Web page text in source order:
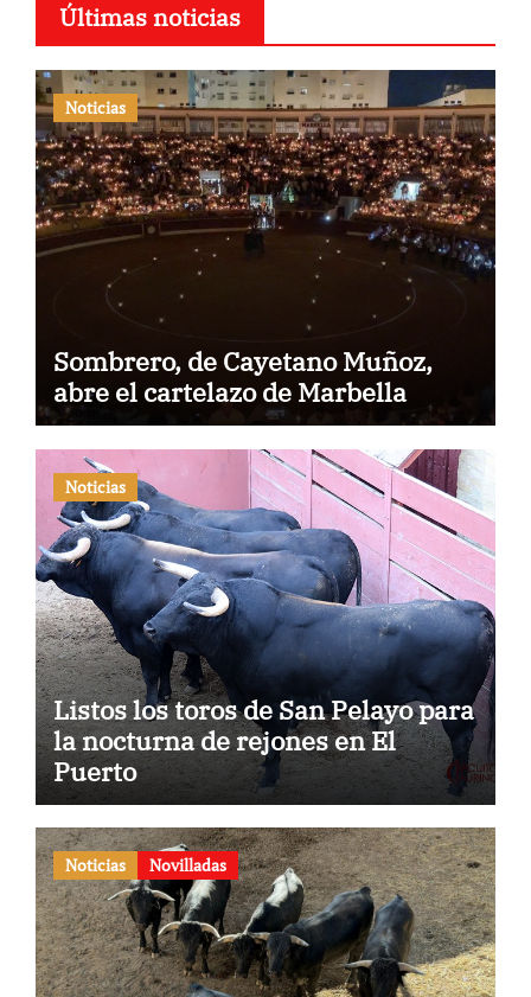
Últimas noticias
Noticias
Sombrero, de Cayetano Muñoz,
abre el cartelazo de Marbella
Noticias
Listos los toros de San Pelayo para
la nocturna de rejones en El
Puerto
Noticias Novilladas